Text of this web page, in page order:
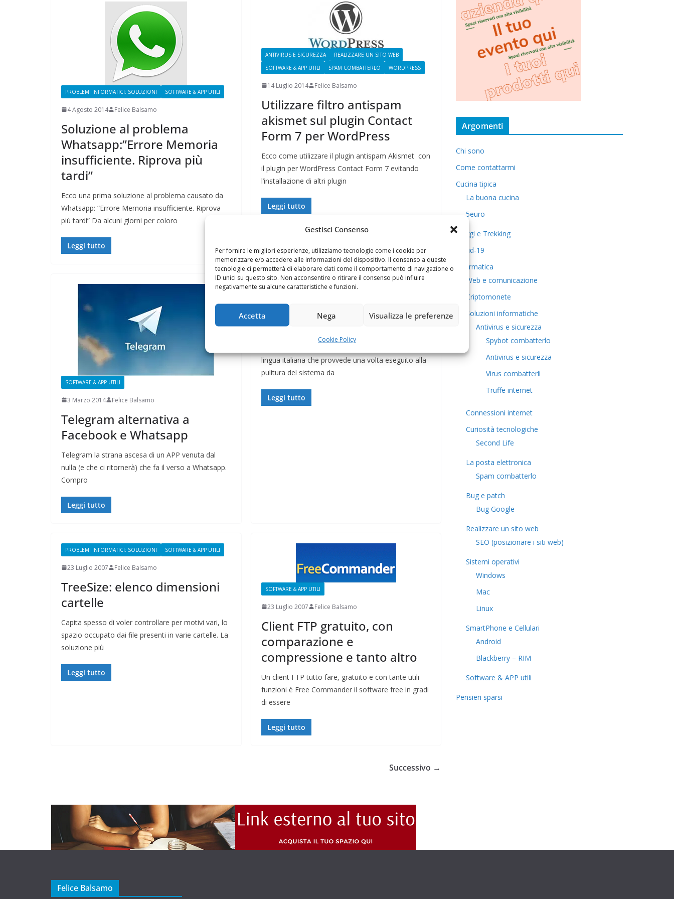
Gestisci Consenso
Per fornire le migliori esperienze, utilizziamo tecnologie come i cookie per
memorizzare e/o accedere alle informazioni del dispositivo. Il consenso a queste
tecnologie ci permetterà di elaborare dati come il comportamento di navigazione o
ID unici su questo sito. Non acconsentire o ritirare il consenso può influire
negativamente su alcune caratteristiche e funzioni.
Accetta Nega Visualizza le preferenze
Cookie Policy
PROBLEMI INFORMATICI: SOLUZIONI SOFTWARE & APP UTILI
4 Agosto 2014 Felice Balsamo
Soluzione al problema
Whatsapp:”Errore Memoria
insufficiente. Riprova più
tardi”
Ecco una prima soluzione al problema causato da
Whatsapp: “Errore Memoria insufficiente. Riprova
più tardi” Da alcuni giorni per coloro
Leggi tutto
ANTIVIRUS E SICUREZZA
REALIZZARE UN SITO WEB
SOFTWARE & APP UTILI
SPAM COMBATTERLO WORDPRESS
14 Luglio 2014 Felice Balsamo
Utilizzare filtro antispam
akismet sul plugin Contact
Form 7 per WordPress
Ecco come utilizzare il plugin antispam Akismet con
il plugin per WordPress Contact Form 7 evitando
l’installazione di altri plugin
Leggi tutto
SOFTWARE & APP UTILI
3 Marzo 2014 Felice Balsamo
Telegram alternativa a
Facebook e Whatsapp
Telegram la strana ascesa di un APP venuta dal
nulla (e che ci ritornerà) che fa il verso a Whatsapp.
Compro
Leggi tutto
SOFTWARE & APP UTILI
23 Luglio 2007
CCleaner download
lingua italiana che provvede una volta eseguito alla
pulitura del sistema da
Leggi tutto
PROBLEMI INFORMATICI: SOLUZIONI SOFTWARE & APP UTILI
23 Luglio 2007 Felice Balsamo
TreeSize: elenco dimensioni
cartelle
Capita spesso di voler controllare per motivi vari, lo
spazio occupato dai file presenti in varie cartelle. La
soluzione più
Leggi tutto
SOFTWARE & APP UTILI
23 Luglio 2007 Felice Balsamo
Client FTP gratuito, con
comparazione e
compressione e tanto altro
Un client FTP tutto fare, gratuito e con tante utili
funzioni è Free Commander il software free in gradi
di essere
Leggi tutto
Successivo →
Argomenti
Chi sono
Come contattarmi
Cucina tipica
La buona cucina
5euro
Viaggi e Trekking
Covid-19
Informatica
Web e comunicazione
Criptomonete
Soluzioni informatiche
Antivirus e sicurezza
Spybot combatterlo
Antivirus e sicurezza
Virus combatterli
Truffe internet
Connessioni internet
Curiosità tecnologiche
​Second Life
La posta elettronica
Spam combatterlo
Bug e patch
Bug Google
Realizzare un sito web
SEO (posizionare i siti web)
Sistemi operativi
Windows
Mac
Linux
SmartPhone e Cellulari
Android
Blackberry – RIM
Software & APP utili
Pensieri sparsi
Felice Balsamo